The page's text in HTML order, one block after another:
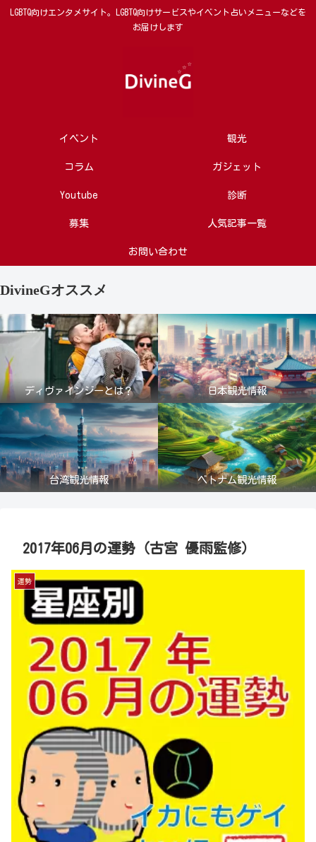
LGBTQ向けエンタメサイト。LGBTQ向けサービスやイベント占いメニューなどを
お届けします
イベント 観光
コラム ガジェット
Youtube 診断
募集 人気記事一覧
お問い合わせ
DivineGオススメ
ディヴァインジーとは？ 日本観光情報
台湾観光情報 ベトナム観光情報
2017年06月の運勢（古宮 優雨監修）
運勢